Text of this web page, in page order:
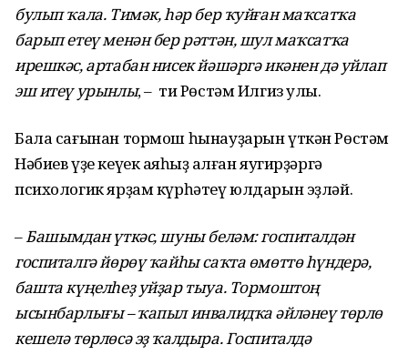
булып ҡала. Тимәк, һәр бер ҡуйған маҡсатҡа
барып етеү менән бер рәттән, шул маҡсатҡа
ирешкәс, артабан нисек йәшәргә икәнен дә уйлап
эш итеү урынлы, – ти Рөстәм Илгиз улы.
Бала сағынан тормош һынауҙарын үткән Рөстәм
Нәбиев үҙе кеүек аяҡһыҙ ҡалған яугирҙәргә
психологик ярҙам күрһәтеү юлдарын эҙләй.
–Башымдан үткәс, шуны беләм: госпиталдән
госпиталгә йөрөү ҡайһы саҡта өмөттө һүндерә,
башта күңелһеҙ уйҙар тыуа. Тормоштоң
ысынбарлығы – ҡапыл инвалидҡа әйләнеү төрлө
кешелә төрлөсә эҙ ҡалдыра. Госпиталдә